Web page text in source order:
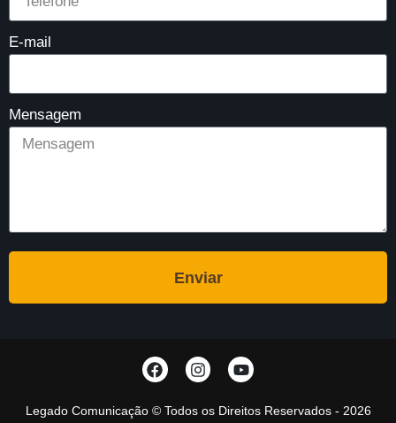
E-mail
Mensagem
Enviar
Legado Comunicação © Todos os Direitos Reservados - 2026